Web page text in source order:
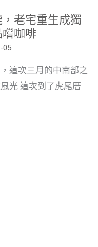
老宅重生成獨
咖啡
05
這次三月的中南部之
光 這次到了虎尾厝